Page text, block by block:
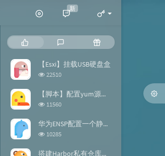
7wiz
脏饼干
黄雯雯
潘玮柏
新
门
文
新
评
随
机
文
【Esxi】挂载USB硬盘盒
浏
次
数:
22510
【脚本】配置yum源的repo文件
浏
次
数:
11560
华为ENSP配置一个静态路由【案例】
浏
次
10285
搭建Harbor私有仓库【docker】